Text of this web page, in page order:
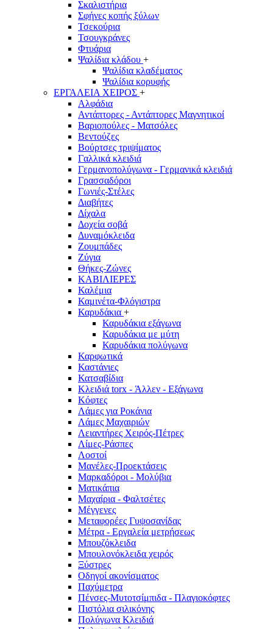
Σκαλιστήρια
Σφήνες κοπής ξύλων
Τσεκούρια
Τσουγκράνες
Φτυάρια
Ψαλίδια κλάδου +
Ψαλίδια κλαδέματος
Ψαλίδια κορυφής
ΕΡΓΑΛΕΙΑ ΧΕΙΡΟΣ +
Αλφάδια
Αντάπτορες - Αντάπτορες Μαγνητικοί
Βαριοπούλες - Ματσόλες
Βεντούζες
Βούρτσες τριψίματος
Γαλλικά κλειδιά
Γερμανοπολύγωνα - Γερμανικά κλειδιά
Γρασσαδόροι
Γωνιές-Στέλες
Διαβήτες
Δίχαλα
Δοχεία σοβά
Δυναμόκλειδα
Ζουμπάδες
Ζύγια
Θήκες-Ζώνες
ΚΑΒΙΛΙΕΡΕΣ
Καλέμια
Καμινέτα-Φλόγιστρα
Καρυδάκια +
Καρυδάκια εξάγωνα
Καρυδάκια με μύτη
Καρυδάκια πολύγωνα
Καρφωτικά
Καστάνιες
Κατσαβίδια
Κλειδιά torx - Άλλεν - Εξάγωνα
Κόφτες
Λάμες για Ροκάνια
Λάμες Μαχαιριών
Λειαντήρες Χειρός-Πέτρες
Λίμες-Ράσπες
Λοστοί
Μανέλες-Προεκτάσεις
Μαρκαδόροι - Μολύβια
Ματικάπια
Μαχαίρια - Φαλτσέτες
Μέγγενες
Μεταφορέες Γυψοσανίδας
Μέτρα - Εργαλεία μετρήσεως
Μπουζόκλειδα
Μπουλονόκλειδα χειρός
Ξύστρες
Οδηγοί ακονίσματος
Παχύμετρα
Πένσες-Μυτοτσίμπιδα - Πλαγιοκόφτες
Πιστόλια σιλικόνης
Πολύγωνα Κλειδιά